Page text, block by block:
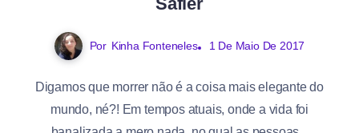
Por Kinha Fonteneles 1 De Maio De 2017
Digamos que morrer não é a coisa mais elegante do
mundo, né?! Em tempos atuais, onde a vida foi